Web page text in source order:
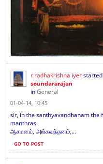
r radhakrishna iyer
soundararajan
inGeneral
01-04-14, 10:45
sir, in the santhyavandhanam
manthras.
ஆசமனம், அங்கவந்தனம்,...
GO TO POST